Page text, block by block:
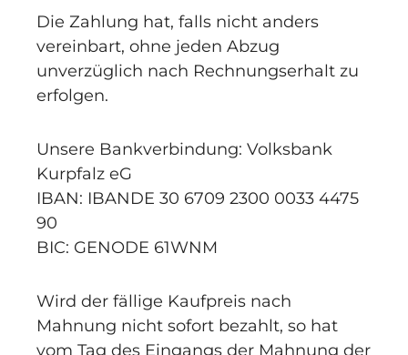
Die Zahlung hat, falls nicht anders
vereinbart, ohne jeden Abzug
unverzüglich nach Rechnungserhalt zu
erfolgen.
Unsere Bankverbindung: Volksbank
Kurpfalz eG
IBAN: IBANDE 30 6709 2300 0033 4475
90
BIC: GENODE 61WNM
Wird der fällige Kaufpreis nach
Mahnung nicht sofort bezahlt, so hat
vom Tag des Eingangs der Mahnung der